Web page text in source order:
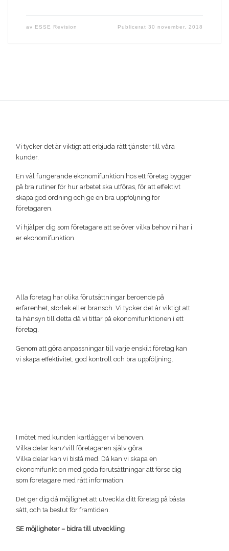
av ESSE Revision Publicerat30 november, 2018
Vi tycker det är viktigt att erbjuda rätt tjänster till våra
kunder.
En väl fungerande ekonomifunktion hos ett företag bygger
på bra rutiner för hur arbetet ska utföras, för att effektivt
skapa god ordning och ge en bra uppföljning för
företagaren.
Vi hjälper dig som företagare att se över vilka behov ni har i
er ekonomifunktion.
Alla företag har olika förutsättningar beroende på
erfarenhet, storlek eller bransch. Vi tycker det är viktigt att
ta hänsyn till detta då vi tittar på ekonomifunktionen i ett
företag.
Genom att göra anpassningar till varje enskilt företag kan
vi skapa effektivitet, god kontroll och bra uppföljning.
I mötet med kunden kartlägger vi behoven.
Vilka delar kan/vill företagaren själv göra.
Vilka delar kan vi bistå med. Då kan vi skapa en
ekonomifunktion med goda förutsättningar att förse dig
som företagare med rätt information.
Det ger dig då möjlighet att utveckla ditt företag på bästa
sätt, och ta beslut för framtiden.
SE möjligheter – bidra till utveckling